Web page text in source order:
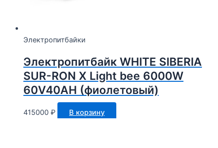
Электропитбайки
Электропитбайк WHITE SIBERIA
SUR-RON X Light bee 6000W
60V40AH (фиолетовый)
415000 ₽ В корзину